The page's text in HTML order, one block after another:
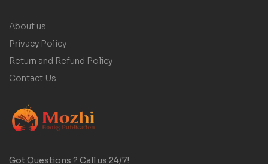
About us
Privacy Policy
Return and Refund Policy
Contact Us
Got Questions ? Call us 24/7!